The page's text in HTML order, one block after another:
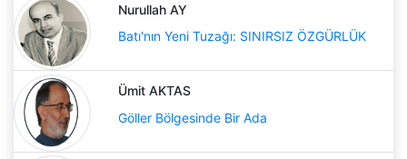
Nurullah AY
Batı'nın Yeni Tuzağı: SINIRSIZ ÖZGÜRLÜK
Ümit AKTAS
Göller Bölgesinde Bir Ada